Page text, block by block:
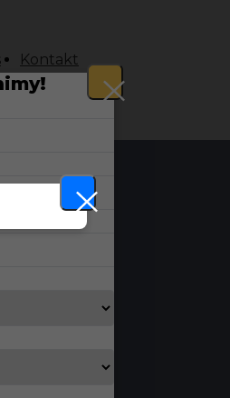
Kontakt